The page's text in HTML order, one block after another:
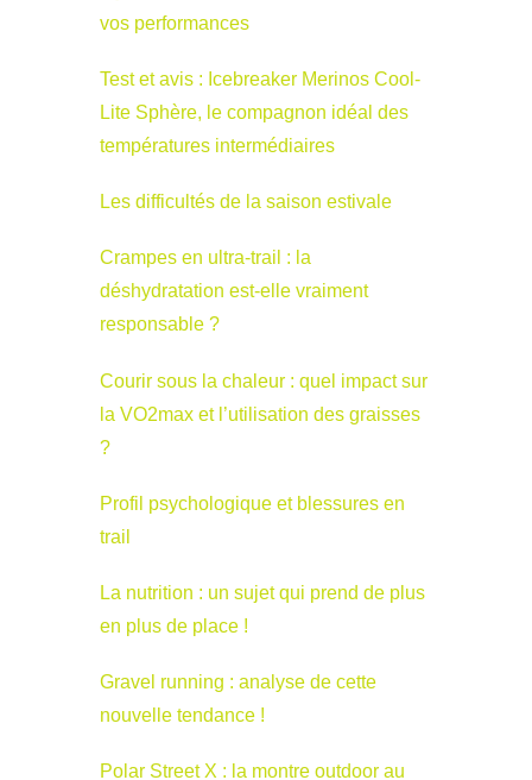
vos performances
Test et avis : Icebreaker Merinos Cool-
Lite Sphère, le compagnon idéal des
températures intermédiaires
Les difficultés de la saison estivale
Crampes en ultra-trail : la
déshydratation est-elle vraiment
responsable ?
Courir sous la chaleur : quel impact sur
la VO2max et l’utilisation des graisses
?
Profil psychologique et blessures en
trail
La nutrition : un sujet qui prend de plus
en plus de place !
Gravel running : analyse de cette
nouvelle tendance !
Polar Street X : la montre outdoor au